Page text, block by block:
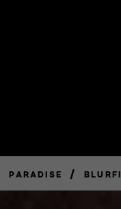
PARADISE /